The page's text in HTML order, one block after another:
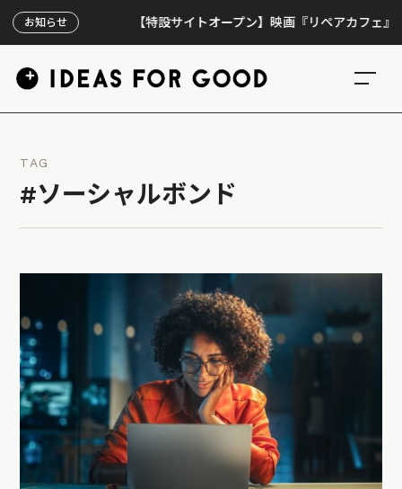
お知らせ 【特設サイトオープン】映画『リペアカフェ』、上
TAG
#ソーシャルボンド